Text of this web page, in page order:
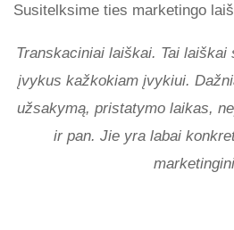
Susitelksime ties marketingo
Transkaciniai laiškai. Tai
įvykus kažkokiam įvykiui.
užsakymą, pristatymo laikas,
ir pan. Jie yra labai